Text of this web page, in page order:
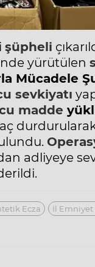
şüpheli
yürütülen
Mücadele
sevkiyatı
madde
adliyeye
Ecza
İl